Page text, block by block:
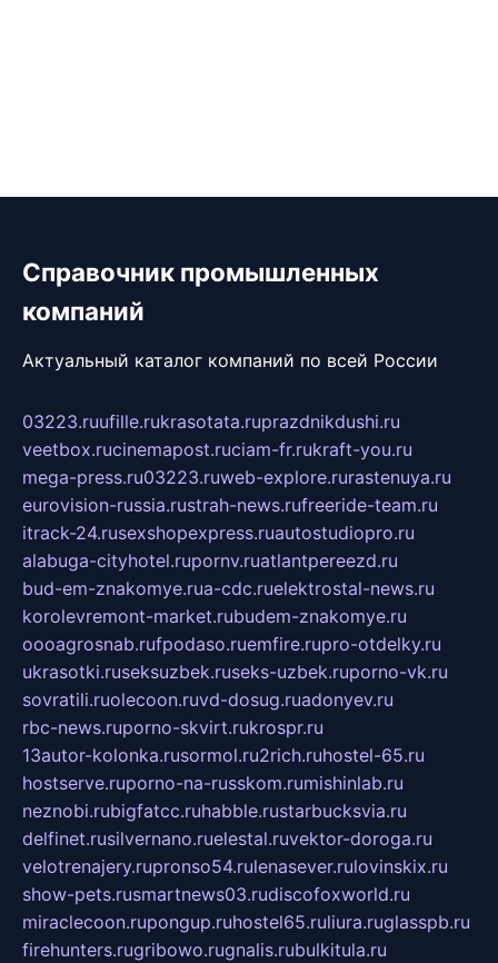
Справочник промышленных
компаний
Актуальный каталог компаний по всей России
03223.ruufille.rukrasotata.ruprazdnikdushi.ru
veetbox.rucinemapost.ruciam-fr.rukraft-you.ru
mega-press.ru03223.ruweb-explore.rurastenuya.ru
eurovision-russia.rustrah-news.rufreeride-team.ru
itrack-24.rusexshopexpress.ruautostudiopro.ru
alabuga-cityhotel.rupornv.ruatlantpereezd.ru
bud-em-znakomye.rua-cdc.ruelektrostal-news.ru
korolevremont-market.rubudem-znakomye.ru
oooagrosnab.rufpodaso.ruemfire.rupro-otdelky.ru
ukrasotki.ruseksuzbek.ruseks-uzbek.ruporno-vk.ru
sovratili.ruolecoon.ruvd-dosug.ruadonyev.ru
rbc-news.ruporno-skvirt.rukrospr.ru
13autor-kolonka.rusormol.ru2rich.ruhostel-65.ru
hostserve.ruporno-na-russkom.rumishinlab.ru
neznobi.rubigfatcc.ruhabble.rustarbucksvia.ru
delfinet.rusilvernano.ruelestal.ruvektor-doroga.ru
velotrenajery.rupronso54.rulenasever.rulovinskix.ru
show-pets.rusmartnews03.rudiscofoxworld.ru
miraclecoon.rupongup.ruhostel65.ruliura.ruglasspb.ru
firehunters.rugribowo.rugnalis.rubulkitula.ru